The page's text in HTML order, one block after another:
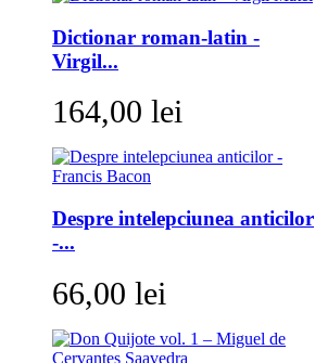
Dictionar roman-latin -
Virgil...
164,00 lei
Despre intelepciunea anticilor
-...
66,00 lei